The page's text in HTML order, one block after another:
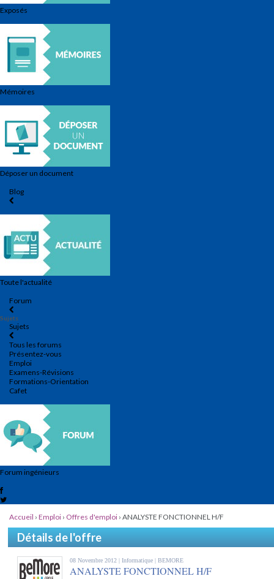
Exposés
Mémoires
Déposer un document
Blog
Toute l'actualité
Forum
Sujets
Sujets
Tous les forums
Présentez-vous
Emploi
Examens-Révisions
Formations-Orientation
Cafet
Forum ingénieurs
Accueil ›Emploi › Offres d'emploi ›ANALYSTE FONCTIONNEL H/F
Détails de l'offre
08 Novembre 2012 |Informatique| BEMORE
ANALYSTE FONCTIONNEL H/F